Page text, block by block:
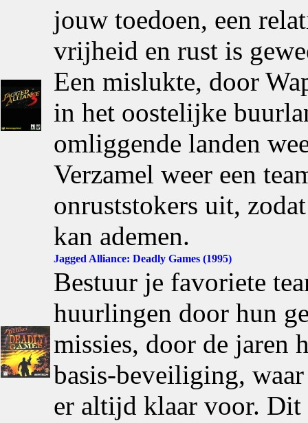
jouw toedoen, een
vrijheid en rust is
Een mislukte, door
in het oostelijke
omliggende landen
Verzamel weer een
onruststokers uit,
kan ademen.
Jagged Alliance: Deadly Games (1995)
Bestuur je favoriete
huurlingen door hun
missies, door de jaren
basis-beveiliging,
er altijd klaar voor. Dit